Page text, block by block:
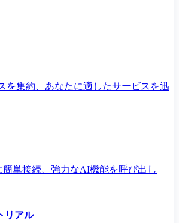
を集約、あなたに適したサービスを迅
単接続、強力なAI機能を呼び出し
リアル